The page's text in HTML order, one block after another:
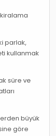
parlak,
kullanmak
süre ve
büyük
göre